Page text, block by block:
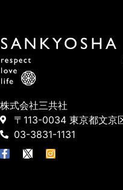
株式会社三共社
〒113-0034 東京都文京
03-3831-1131